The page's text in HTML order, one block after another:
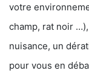
votre
champ, rat noir
nuisance, un
pour vous en